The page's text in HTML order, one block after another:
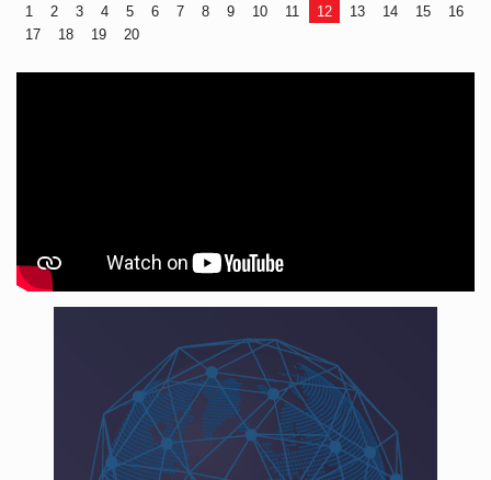
1 2 3 4 5 6 7 8 9 10 11 12 13 14 15
16
17
18 19 20